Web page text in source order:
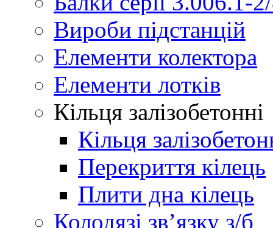
Вироби підстанцій
Елементи колектора
Елементи лотків
Кільця залізобетонні
Кільця
Перекриття кілець
Плити дна кілець
Колодязі зв’язку з/б